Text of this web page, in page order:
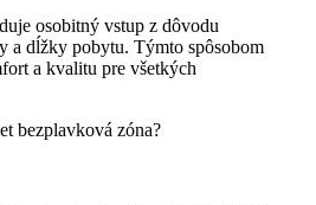
osobitný vstup z dôvodu
a dĺžky pobytu. Týmto spôsobom
a kvalitu pre všetkých
bezplavková zóna?